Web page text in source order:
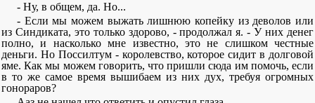
- Ну, в общем, да. Но...
- Если мы можем выжать лишнюю копейку из деволов или
из Синдиката, это только здорово, - продолжал я. - У них денег
полно, и насколько мне известно, это не слишком честные
деньги. Но Поссилтум - королевство, которое сидит в долговой
яме. Как мы можем говорить, что пришли сюда им помочь, если
в то же самое время вышибаем из них дух, требуя огромных
гонораров?